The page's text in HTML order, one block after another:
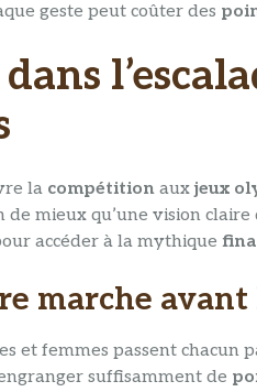
geste peut coûter des
la compétition aux jeux
mieux qu’une vision
accéder à la mythique
marche
et femmes passent chacun
suffisamment de